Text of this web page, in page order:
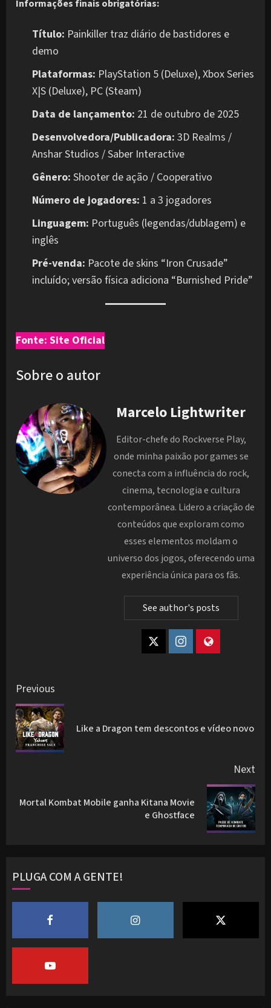
Informações finais obrigatórias:
Título: Painkiller traz diário de bastidores e
demo
Plataformas: PlayStation 5 (Deluxe), Xbox Series
X|S (Deluxe), PC (Steam)
Data de lançamento: 21 de outubro de 2025
Desenvolvedora/Publicadora: 3D Realms /
Anshar Studios / Saber Interactive
Gênero: Shooter de ação / Cooperativo
Número de jogadores: 1 a 3 jogadores
Linguagem: Português (legendas/dublagem) e
inglês
Pré-venda: Pacote de skins “Iron Crusade”
incluído; versão física adiciona “Burnished Pride”
Fonte: Site Oficial
Sobre o autor
Marcelo Lightwriter
Editor-chefe do Rockverse Play,
onde minha paixão por games se
conecta com a influência do rock,
cinema, tecnologia e cultura
contemporânea. Lidero a criação de
conteúdos que exploram como
esses elementos moldam o
universo dos jogos, oferecendo uma
experiência única para os fãs.
See author's posts
Post
navigation
Previous
Like a Dragon tem descontos e vídeo novo
Next
Next
Mortal Kombat Mobile ganha Kitana Movie
e Ghostface
PLUGA COM A GENTE!